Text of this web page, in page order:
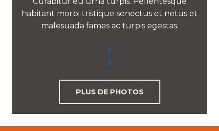
habitant morbi tristique senectus et netus et
malesuada fames ac turpis egestas.
PLUS DE PHOTOS